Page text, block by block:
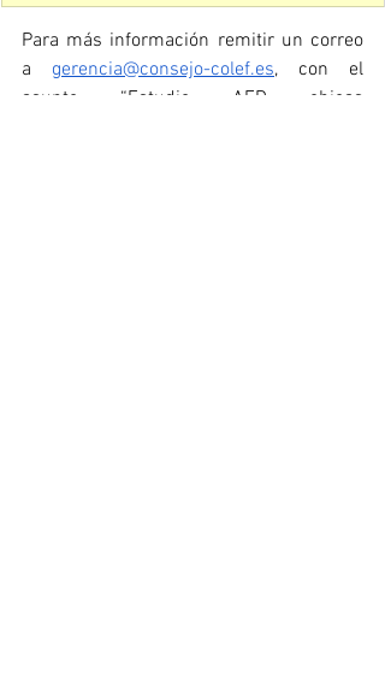
Para más información remitir un correo
a gerencia@consejo-colef.es, con el
asunto “Estudio AFD chicas